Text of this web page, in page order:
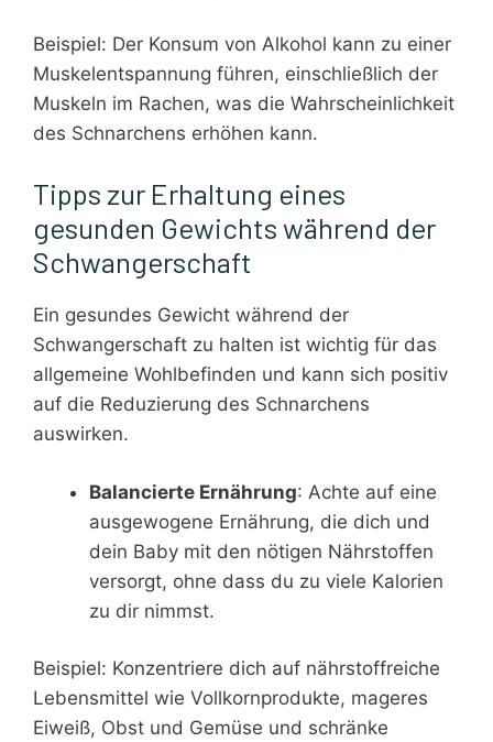
Beispiel: Der Konsum von Alkohol kann zu einer
Muskelentspannung führen, einschließlich der
Muskeln im Rachen, was die Wahrscheinlichkeit
des Schnarchens erhöhen kann.
Tipps zur Erhaltung eines
gesunden Gewichts während der
Schwangerschaft
Ein gesundes Gewicht während der
Schwangerschaft zu halten ist wichtig für das
allgemeine Wohlbefinden und kann sich positiv
auf die Reduzierung des Schnarchens
auswirken.
Balancierte Ernährung: Achte auf eine
ausgewogene Ernährung, die dich und
dein Baby mit den nötigen Nährstoffen
versorgt, ohne dass du zu viele Kalorien
zu dir nimmst.
Beispiel: Konzentriere dich auf nährstoffreiche
Lebensmittel wie Vollkornprodukte, mageres
Eiweiß, Obst und Gemüse und schränke